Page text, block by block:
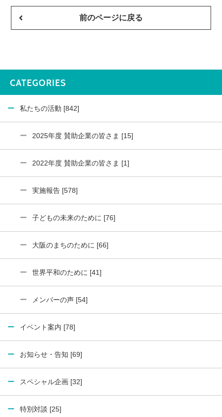
前のページに戻る
CATEGORIES
私たちの活動 [842]
2025年度 賛助企業の皆さま [15]
2022年度 賛助企業の皆さま [1]
実施報告 [578]
子どもの未来のために [76]
大阪のまちのために [66]
世界平和のために [41]
メンバーの声 [54]
イベント案内 [78]
お知らせ・告知 [69]
スペシャル企画 [32]
特別対談 [25]